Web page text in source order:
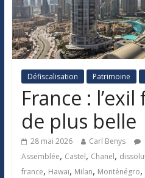
Défiscalisation Patrimoine
France :
de plus belle
28 mai 2026 Carl Benys
Assemblée, Castel, Chanel,
france, Hawaï, Milan, Monténégro,